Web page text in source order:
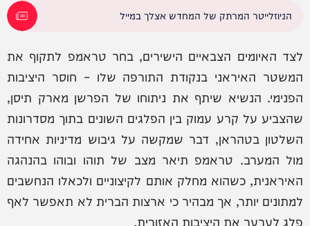
הניוזלייטר המרתק של המחדש אצלך במייל
לצד האיומים הצבאיים הישירים, בחר טראמפ לתקוף את
המשטר האיראני בנקודת התורפה שלו – חוסר היציבות
הפנימי. הנשיא שיתף את ניתוחו של הפרשן מארק תיסן,
שהצביע על קרע עמוק בין הפלגים השונים בתוך מסדרונות
השלטון בטהראן, דבר שמקשה על גיבוש מדיניות אחידה
מול המערב. טראמפ תיאר מצב של תוהו ובוהו בהנהגה
האיראנית, כשהוא מחלק אותם לקיצוניים ולכאלו הנחשבים
למתונים יותר, אך מבהיר כי ארצות הברית לא תאפשר לאף
פלג לערער את היציבות האזורית.